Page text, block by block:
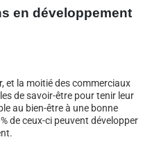
en développement
et la moitié des commerciaux
de savoir-être pour tenir leur
au bien-être à une bonne
de ceux-ci peuvent développer